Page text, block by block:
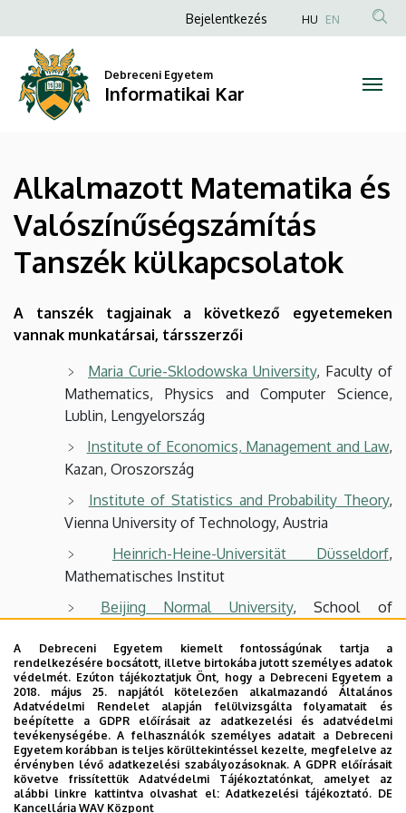
Matematika
és
Valószínűségszámítás
Tanszék
külkapcsolatok
Informatikai
Kar
a
tartalomra
Anonim
fiók
menüje
Bejelentkezés HU EN
Debreceni Egyetem
Informatikai Kar
Alkalmazott Matematika és
Valószínűségszámítás
Tanszék külkapcsolatok
A tanszék tagjainak a következő egyetemeken
vannak munkatársai, társszerzői
Maria Curie-Sklodowska University, Faculty of
Mathematics, Physics and Computer Science,
Lublin, Lengyelország
Institute of Economics, Management and Law,
Kazan, Oroszország
Institute of Statistics and Probability Theory,
Vienna University of Technology, Austria
Heinrich-Heine-Universität Düsseldorf,
Mathematisches Institut
Beijing Normal University, School of
Johannes Kepler Universität, Linz
Heidelberg Institute for Theoretical Studies,
Heidelberg
Facultad de Ciencias Exactas, Ingeniería y
Agrimensura(FCEIA-UNR), Deparment of Physics
and Chemistry, Argentina, Rosario varos
A Debreceni Egyetem kiemelt fontosságúnak tartja a
rendelkezésére bocsátott, illetve birtokába jutott személyes adatok
védelmét. Ezúton tájékoztatjuk Önt, hogy a Debreceni Egyetem a
2018. május 25. napjától kötelezően alkalmazandó Általános
Adatvédelmi Rendelet alapján felülvizsgálta folyamatait és
beépítette a GDPR előírásait az adatkezelési és adatvédelmi
tevékenységébe. A felhasználók személyes adatait a Debreceni
Egyetem korábban is teljes körültekintéssel kezelte, megfelelve az
érvényben lévő adatkezelési szabályozásoknak. A GDPR előírásait
követve frissítettük Adatvédelmi Tájékoztatónkat, amelyet az
alábbi linkre kattintva olvashat el:Adatkezelési tájékoztató. DE
Kancellária WAV Központ